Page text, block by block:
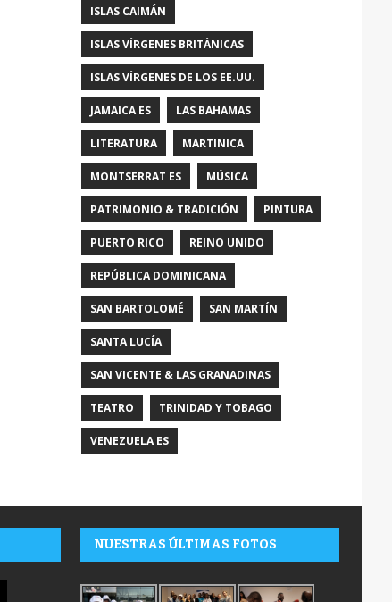
ISLAS CAIMÁN
ISLAS VÍRGENES BRITÁNICAS
ISLAS VÍRGENES DE LOS EE.UU.
JAMAICA ES LAS BAHAMAS
LITERATURA MARTINICA
MONTSERRAT ES MÚSICA
PATRIMONIO & TRADICIÓN PINTURA
PUERTO RICO REINO UNIDO
REPÚBLICA DOMINICANA
SAN BARTOLOMÉ SAN MARTÍN
SANTA LUCÍA
SAN VICENTE & LAS GRANADINAS
TEATRO TRINIDAD Y TOBAGO
VENEZUELA ES
NUESTRAS ÚLTIMAS FOTOS